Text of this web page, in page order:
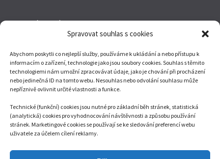
Spravovat souhlas s cookies
Abychom poskytli co nejlepší služby, používáme k ukládání a nebo přístupu k
informacím o zařízení, technologie jako jsou soubory cookies. Souhlas s těmito
technologiemi nám umožní zpracovávat údaje, jako je chování při procházení
nebo jedinečná ID na tomto webu. Nesouhlas nebo odvolání souhlasu může
nepříznivě ovlivnit určité vlastnosti a funkce.
Technické (funkční) cookies jsou nutné pro základní běh stránek, statistická
(analytická) cookies pro vyhodnocování návštěvnosti a způsobu používání
stránek. Marketingové cookies se používají se ke sledování preferencí webu
uživatele za účelem cílení reklamy.
WEBOVÉ STRÁNKY
www.kali.cz
www.chatacejnov.cz
www.cinskynovyrok.cz
SEOwebu sledujíSEO nástroje .cz